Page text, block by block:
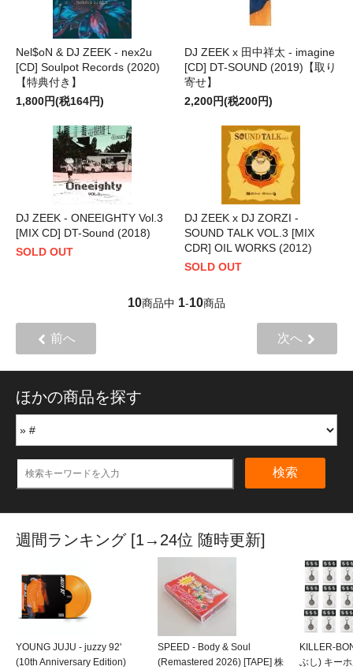
Nel$oN & DJ ZEEK - nex2u
[CD] Soulpot Records (2020)
【特典付き】
1,800円(税164円)
DJ ZEEK x 田中祥太 - imagine
[CD] DT-SOUND (2019)【取り
寄せ】
2,200円(税200円)
DJ ZEEK - ONEEIGHTY Vol.3
[MIX CD] DT-Sound (2018)
SOLD OUT
DJ ZEEK x DJ ZORZI -
SOUND TALK VOL.3 [MIX
CDR] OIL WORKS (2012)
SOLD OUT
10商品中 1-10商品
前へ 次へ
ほかの商品を探す
検索
週間ランキング [1→24位 随時更新]
YOUNG JUJU - juzzy 92'
(10th Anniversary Edition)
SPEED - Body & Soul
(Remastered 2026) [TAPE] 株
KILLER-
ぶし) キー